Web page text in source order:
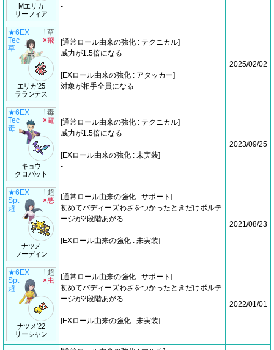
Mエリカ
リーフィア
-
★6EX
Tec
草
エリカ'25
ラランテス
†草
×飛
[通常ロール由来の強化 : テクニカル]
威力が1.5倍になる
[EXロール由来の強化 : アタッカー]
対象が相手全員になる
2025/02/02
★6EX
Tec
毒
キョウ
クロバット
†毒
×電
[通常ロール由来の強化 : テクニカル]
威力が1.5倍になる
[EXロール由来の強化 : 未実装]
-
2023/09/25
★6EX
Spt
超
ナツメ
フーディン
†超
×悪
[通常ロール由来の強化 : サポート]
初めてバディーズわざをつかったときだけボルテ
ージが2段階あがる
[EXロール由来の強化 : 未実装]
-
2021/08/23
★6EX
Spt
超
ナツメ'22
リーシャン
†超
×虫
[通常ロール由来の強化 : サポート]
初めてバディーズわざをつかったときだけボルテ
ージが2段階あがる
[EXロール由来の強化 : 未実装]
-
2022/01/01